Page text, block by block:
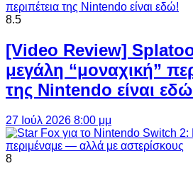
8.5
[Video Review]
μεγάλη “μοναχική”
της Nintendo είναι
27 Ιούλ 2026 8:00 μμ
8